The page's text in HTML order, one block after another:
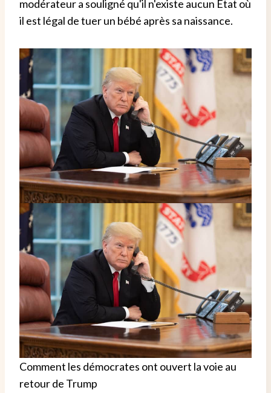
modérateur a souligné qu'il n'existe aucun État où
il est légal de tuer un bébé après sa naissance.
Comment les démocrates ont ouvert la voie au
retour de Trump